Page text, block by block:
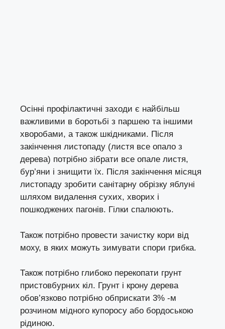
Осінні профілактичні заходи є найбільш
важливими в боротьбі з паршею та іншими
хворобами, а також шкідниками. Після
закінчення листопаду (листя все опало з
дерева) потрібно зібрати все опале листя,
бур’яни і знищити їх. Після закінчення місяця
листопаду зробити санітарну обрізку яблуні
шляхом видалення сухих, хворих і
пошкоджених пагонів. Гілки спалюють.
Також потрібно провести зачистку кори від
моху, в яких можуть зимувати спори грибка.
Також потрібно глибоко перекопати грунт
пристовбурних кіл. Грунт і крону дерева
обов’язково потрібно обприскати 3% -м
розчином мідного купоросу або бордоською
рідиною.